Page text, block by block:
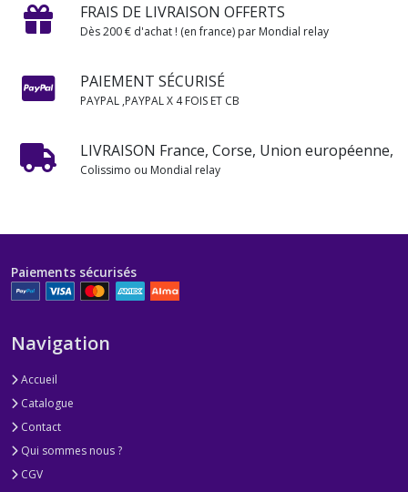
FRAIS DE LIVRAISON OFFERTS
Dès 200 € d'achat ! (en france) par Mondial relay
PAIEMENT SÉCURISÉ
PAYPAL ,PAYPAL X 4 FOIS ET CB
LIVRAISON France, Corse, Union européenne,
Colissimo ou Mondial relay
Paiements sécurisés
Navigation
Accueil
Catalogue
Contact
Qui sommes nous ?
CGV